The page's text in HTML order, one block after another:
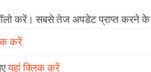
करें। सबसे तेज अपडेट प्राप्त करने के
करें
यहां क्लिक करें